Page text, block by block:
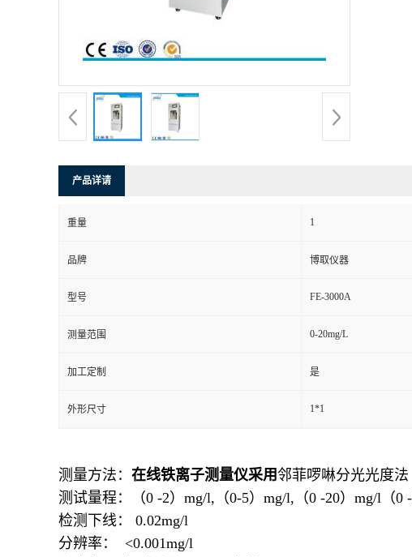
产品详请
重量 1
品牌 博取仪器
型号 FE-3000A
测量范围 0-20mg/L
加工定制 是
外形尺寸 1*1
测量方法： 在线铁离子测量仪采用邻菲啰啉分光光度法
测试量程：（0 -2）mg/l,（0-5）mg/l,（0 -20）mg/l（0
检测下线： 0.02mg/l
分辨率： <0.001mg/l